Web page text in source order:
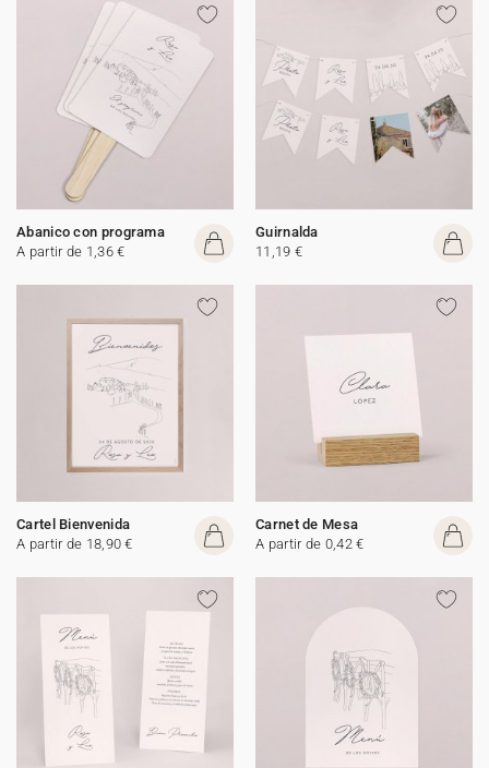
Abanico con programa
A partir de 1,36 €
Guirnalda
11,19 €
Cartel Bienvenida
A partir de 18,90 €
Carnet de Mesa
A partir de 0,42 €